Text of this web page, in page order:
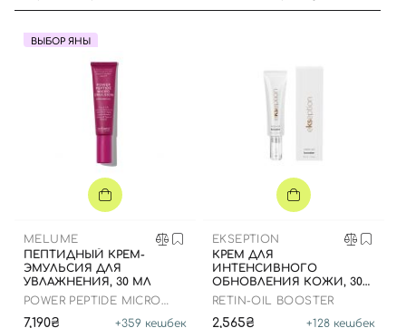
ВЫБОР ЯНЫ
MELUME
ПЕПТИДНЫЙ КРЕМ-
ЭМУЛЬСИЯ ДЛЯ
УВЛАЖНЕНИЯ, 30 МЛ
POWER PEPTIDE MICRO
7,190₴ +359 кешбек
EKSEPTION
КРЕМ ДЛЯ
ИНТЕНСИВНОГО
ОБНОВЛЕНИЯ КОЖИ, 30
МЛ
RETIN-OIL BOOSTER
2,565₴ +128 кешбек
Вход Регистрация
Номер телефона
Отправляя форму для авторизации/регистрации, вы
принимаете условия
Пользовательские соглашения
Далее